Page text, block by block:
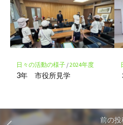
日々の活動の様子/2024年度
3年 市役所見学
前の投